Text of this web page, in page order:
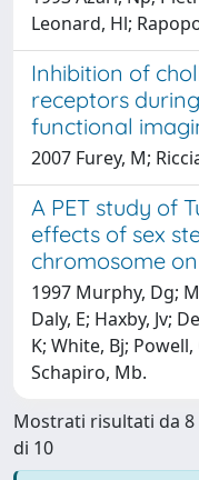
Leonard, Hl;
Inhibition of
receptors
functional
2007 Furey, M;
A PET study of
effects of sex
chromosome
1997 Murphy, Dg;
Daly, E; Haxby, Jv;
K; White, Bj;
Schapiro, Mb.
Mostrati risultati da 8
di 10